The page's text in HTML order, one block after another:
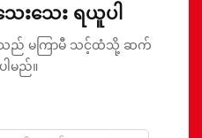
းသေး ရယူပါ
ည် မကြာမီ သင့်ထံသို့ ဆက်
မည်။